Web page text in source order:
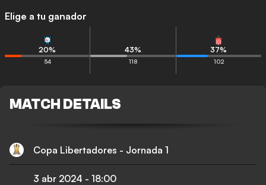
Elige a tu ganador
20%
54
43%
118
37%
102
MATCH DETAILS
Copa Libertadores - Jornada 1
3 abr 2024 - 18:00